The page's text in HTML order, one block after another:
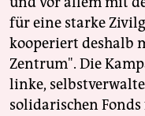
für eine starke
kooperiert deshalb
Zentrum". Die
linke,
solidarischen